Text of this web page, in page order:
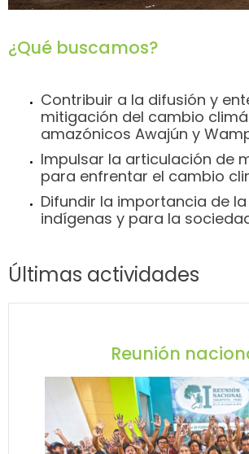
¿Qué buscamos?
Contribuir a la difusión y
mitigación del cambio
amazónicos Awajún y
Impulsar la articulación de
para enfrentar el cambio
Difundir la importancia de
indígenas y para la
Últimas actividades
Reunión